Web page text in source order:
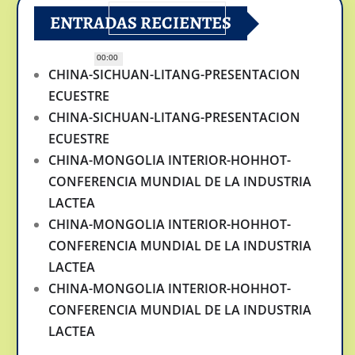
00:00
ENTRADAS RECIENTES
CHINA-SICHUAN-LITANG-PRESENTACION
ECUESTRE
CHINA-SICHUAN-LITANG-PRESENTACION
ECUESTRE
CHINA-MONGOLIA INTERIOR-HOHHOT-
CONFERENCIA MUNDIAL DE LA INDUSTRIA
LACTEA
CHINA-MONGOLIA INTERIOR-HOHHOT-
CONFERENCIA MUNDIAL DE LA INDUSTRIA
LACTEA
CHINA-MONGOLIA INTERIOR-HOHHOT-
CONFERENCIA MUNDIAL DE LA INDUSTRIA
LACTEA